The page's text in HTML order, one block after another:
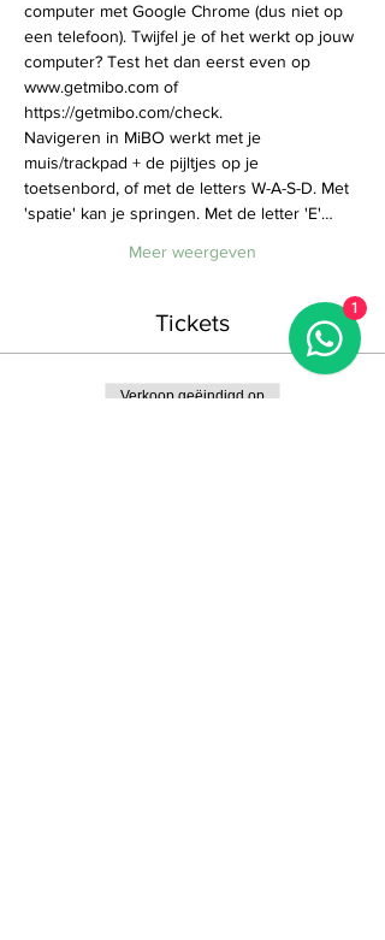
computer met Google Chrome (dus niet op
een telefoon). Twijfel je of het werkt op jouw
computer? Test het dan eerst even op
www.getmibo.com of
https://getmibo.com/check.
Navigeren in MiBO werkt met je
muis/trackpad + de pijltjes op je
toetsenbord, of met de letters W-A-S-D. Met
'spatie' kan je springen. Met de letter 'E'…
Meer weergeven
Tickets
Verkoop geëindigd op
1